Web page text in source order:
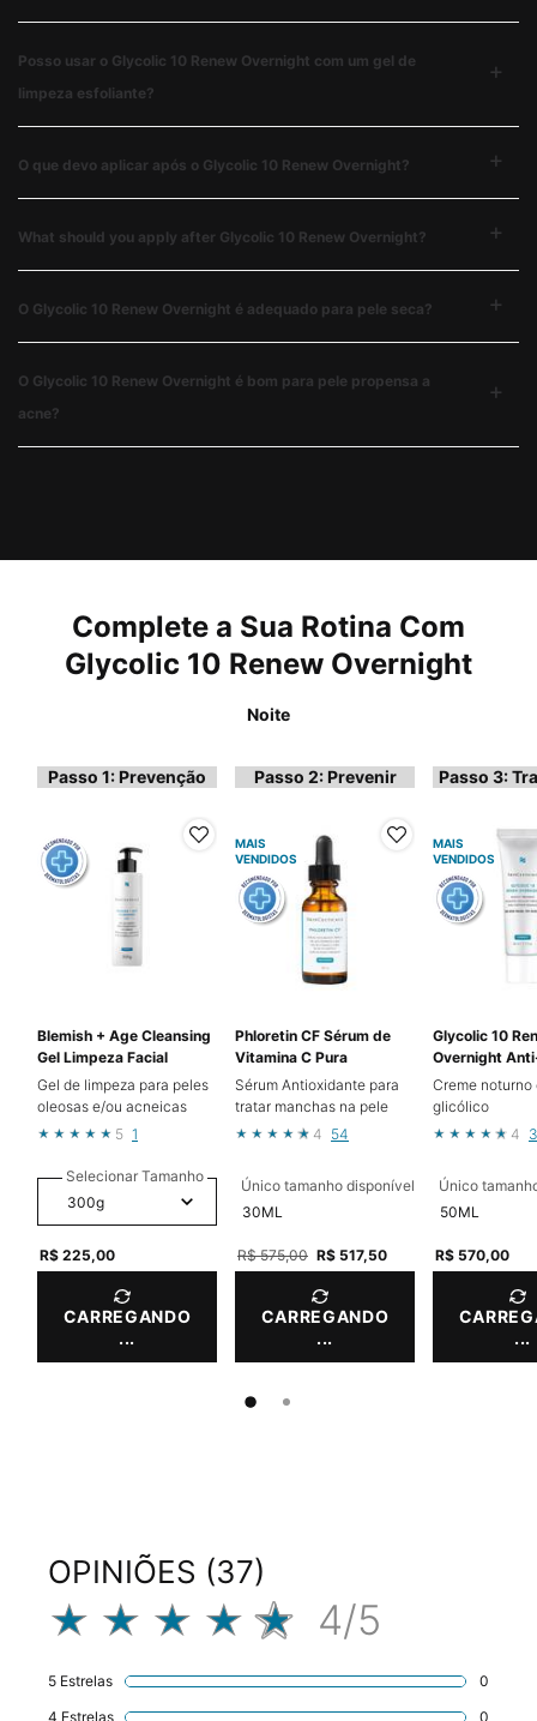
Posso usar o Glycolic 10 Renew Overnight com um gel de
limpeza esfoliante?
O que devo aplicar após o Glycolic 10 Renew Overnight?
What should you apply after Glycolic 10 Renew Overnight?
O Glycolic 10 Renew Overnight é adequado para pele seca?
O Glycolic 10 Renew Overnight é bom para pele propensa a
acne?
Complete a Sua Rotina Com
Glycolic 10 Renew Overnight
Noite
Passo 1: Prevenção
Blemish + Age Cleansing
Gel Limpeza Facial
Gel de limpeza para peles
oleosas e/ou acneicas
5 1
Selecionar Tamanho
R$ 225,00
CARREGANDO
...
Passo 2: Prevenir
MAIS
VENDIDOS
Phloretin CF Sérum de
Vitamina C Pura
Sérum Antioxidante para
tratar manchas na pele
4 54
Único tamanho disponível
30ML
Old price
R$ 575,00 New price
R$ 517,50
CARREGANDO
...
Passo 3:
MAIS
VENDIDOS
Glycolic 10
Overnight
Creme noturno
glicólico
4
Único
50ML
R$ 570,00
...
OPINIÕES (37)
4 out of 5 stars. 4/5
5 Estrelas 0
4 Estrelas
0